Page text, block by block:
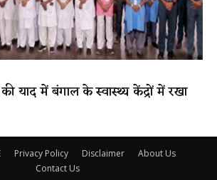
याद में बंगाल के स्वास्थ्य केंद्रों में रखा
Privacy Policy Disclaimer
About Us
Contact Us